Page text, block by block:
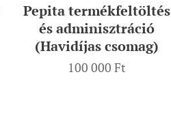
Pepita termékfeltöltés
és adminisztráció
(Havidíjas csomag)
100 000 Ft